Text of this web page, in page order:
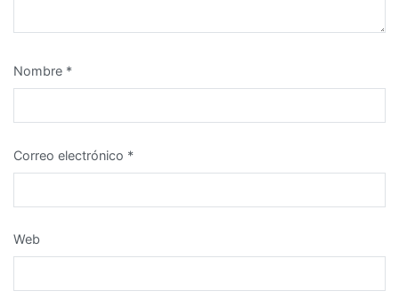
Nombre *
Correo electrónico *
Web